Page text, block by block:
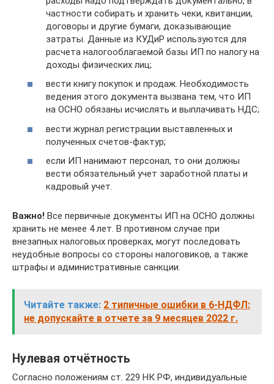
частности собирать и хранить чеки, квитанции,
договоры и другие бумаги, доказывающие
затраты. Данные из КУДиР используются для
расчета налогооблагаемой базы ИП по налогу на
доходы физических лиц;
вести книгу покупок и продаж. Необходимость
ведения этого документа вызвана тем, что ИП
на ОСНО обязаны исчислять и выплачивать НДС;
вести журнал регистрации выставленных и
полученных счетов-фактур;
если ИП нанимают персонал, то они должны
вести обязательный учет заработной платы и
кадровый учет.
Важно! Все первичные документы ИП на ОСНО должны
хранить не менее 4 лет. В противном случае при
внезапных налоговых проверках, могут последовать
неудобные вопросы со стороны налоговиков, а также
штрафы и административные санкции.
Читайте также: 2 типичные ошибки в 6-НДФЛ:
не допускайте в отчете за 9 месяцев 2022 г.
Нулевая отчётность
Согласно положениям ст. 229 НК РФ, индивидуальные